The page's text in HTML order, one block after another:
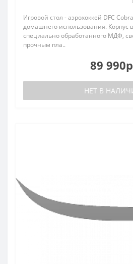
Игровой стол - аэрохоккей DFC
домашнего использования. Корпус
специально обработанного МДФ,
прочным пла..
89
НЕТ В